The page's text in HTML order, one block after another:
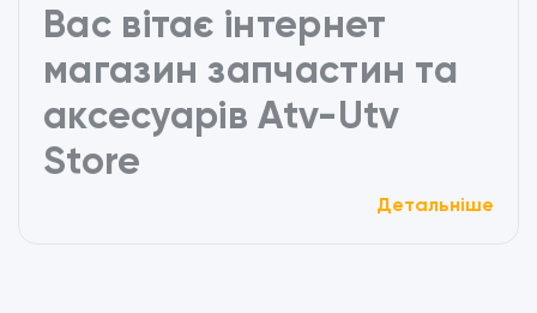
Вас вітає інтернет
магазин запчастин та
аксесуарів Atv-Utv
Store
Відкрийте для себе широкий асортимент якісних
Детальніше